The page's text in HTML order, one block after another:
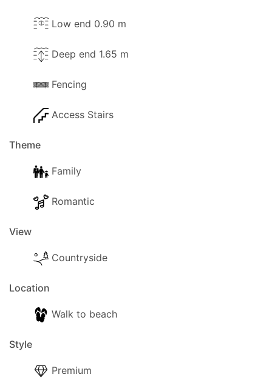
- Lehátka.
informovat kancelář nebo majitele, který zajistí
Vzdálenosti a zajímavá místa:
- Moře, 650m.
- Letiště, 35 km.
- Obchody, 650m.
- Bar, 650m.
- Trajekt, 28 km.
- Golf, 28 km.
Low end 0.90 m
Deep end 1.65 m
Fencing
Access Stairs
Theme
Family
Romantic
View
Countryside
Location
Walk to beach
Style
Premium